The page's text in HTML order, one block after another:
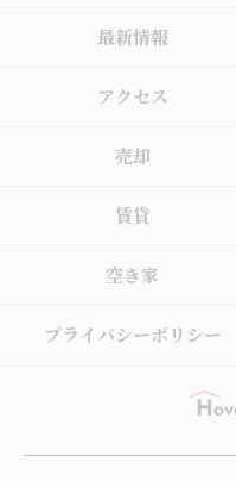
最新情報
アクセス
売却
賃貸
空き家
プライバシーポリシー